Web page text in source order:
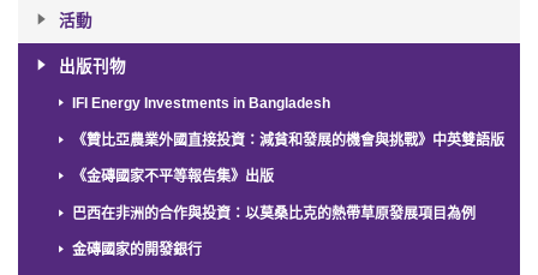
活動
出版刊物
IFI Energy Investments in Bangladesh
《贊比亞農業外國直接投資：減貧和發展的機會與挑戰》中英雙語版
《金磚國家不平等報告集》出版
巴西在非洲的合作與投資：以莫桑比克的熱帶草原發展項目為例
金磚國家的開發銀行